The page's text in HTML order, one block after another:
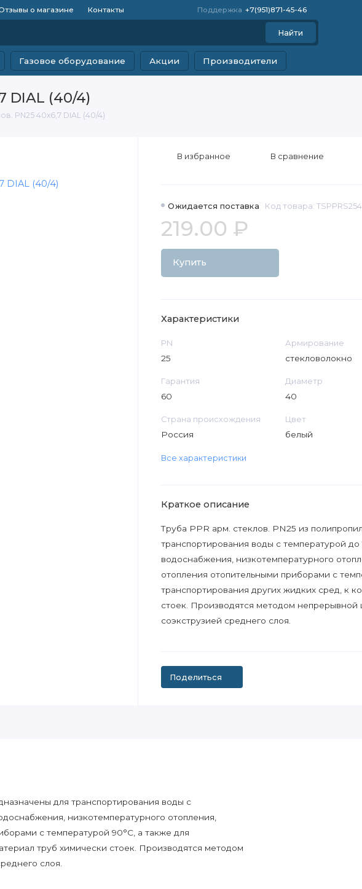
о магазине Контакты Поддержка +7(951)871-45-46
Найти
Газовое оборудование Акции Производители
DIAL (40/4)
PN25 40х6,7 DIAL (40/4)
Ожидается поставка Код товара:
219.00 ₽
Купить
В избранное В сравнение
Характеристики
PN
25
Армирование
стекловолокно
Гарантия
60
Диаметр
40
Страна происхождения
Россия
Цвет
белый
Все характеристики
Краткое описание
Труба PPR арм. стеклов. PN25 из
транспортирования воды с температурой до
водоснабжения, низкотемпературного
отопления отопительными приборами с
транспортирования других жидких сред, к
стоек. Производятся методом непрерывной
соэкструзией среднего слоя.
Поделиться
для транспортирования воды с
низкотемпературного отопления,
с температурой 90°С, а также для
труб химически стоек. Производятся методом
слоя.